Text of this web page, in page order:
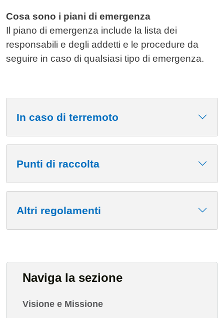
Cosa sono i piani di emergenza
Il piano di emergenza include la lista dei
responsabili e degli addetti e le procedure da
seguire in caso di qualsiasi tipo di emergenza.
In caso di terremoto
Punti di raccolta
Altri regolamenti
Naviga la sezione
Visione e Missione